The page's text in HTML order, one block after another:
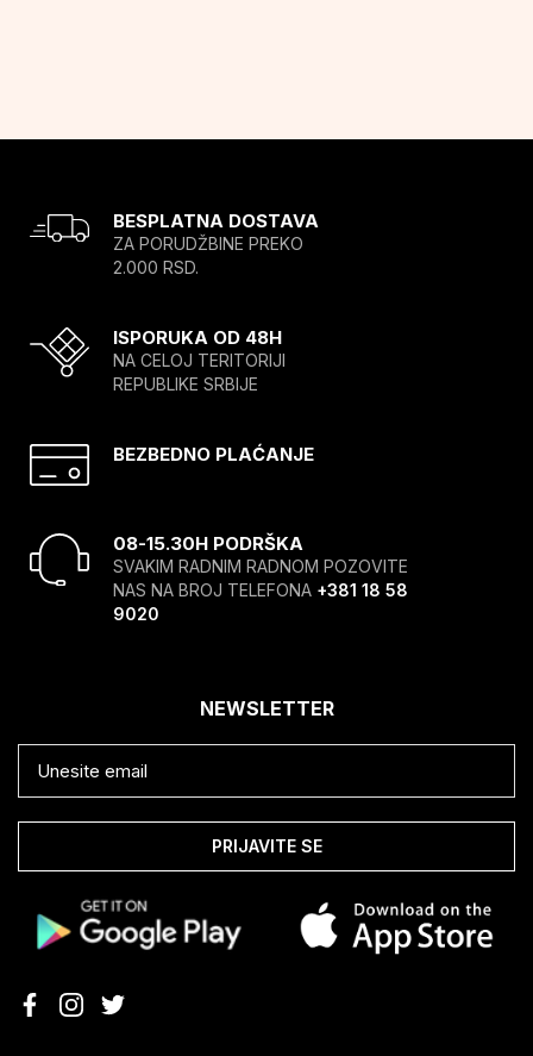
BESPLATNA DOSTAVA
ZA PORUDŽBINE PREKO
2.000 RSD.
ISPORUKA OD 48H
NA CELOJ TERITORIJI
REPUBLIKE SRBIJE
BEZBEDNO PLAĆANJE
08-15.30H PODRŠKA
SVAKIM RADNIM RADNOM POZOVITE
NAS NA BROJ TELEFONA +381 18 58
9020
NEWSLETTER
PRIJAVITE SE